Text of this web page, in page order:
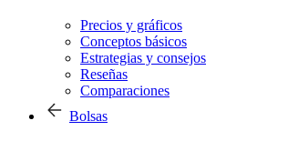
Precios y gráficos
Conceptos básicos
Estrategias y consejos
Reseñas
Comparaciones
Bolsas